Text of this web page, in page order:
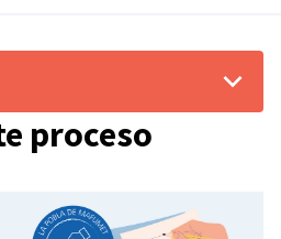
proceso